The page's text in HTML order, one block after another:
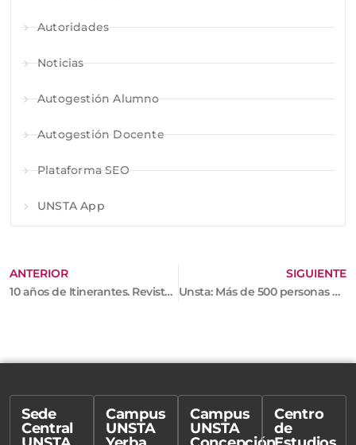
Autoridades
Noticias
Autogestión Alumno
Autogestión Docente
Plataforma SEO
UNSTA App
ANTERIOR
10 años de Itinerantes. Revista de Historia y Religión (2011-2021)
SIGUIENTE
Unsta: Más de 500 personas en el Congreso Internacional de Hermenéutica
Sede
Central
Campus
UNSTA
Campus
UNSTA
Centro
de